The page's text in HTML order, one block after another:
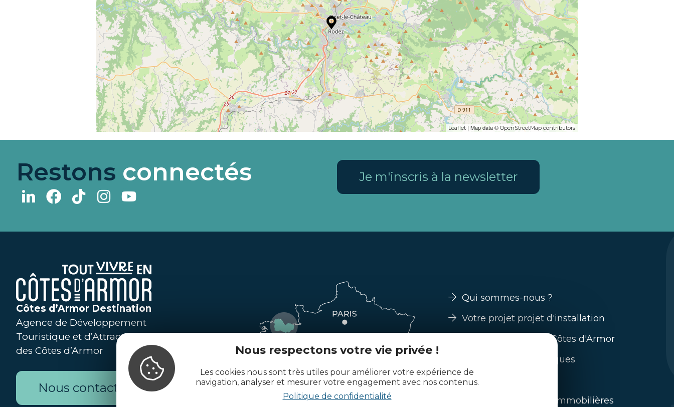
Nous respectons votre vie privée !
Les cookies nous sont très utiles pour améliorer votre expérience de
navigation, analyser et mesurer votre engagement avec nos contenus.
Politique de confidentialité
Leaflet | Map data © OpenStreetMap contributors
Restons connectés Je m'inscris à la newsletter
Côtes d’Armor Destination
Agence de Développement
Touristique et d’Attractivité
des Côtes d’Armor
Nous contacter
Qui sommes-nous ?
Votre projet projet d'installation
Guide s'installer en Côtes d'Armor
Nos filières économiques
Trouver un emploi
L'immobilier / offres immobilières